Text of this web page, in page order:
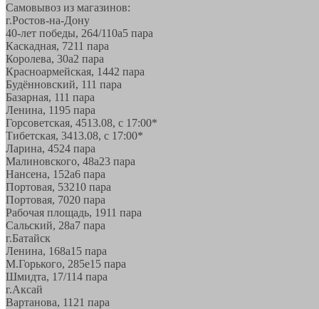
Самовывоз из магазинов:
г.Ростов-на-Дону
40-лет победы, 264/110а5 пара
Каскадная, 7211 пара
Королева, 30а2 пара
Красноармейская, 1442 пара
Будённовский, 111 пара
Базарная, 111 пара
Ленина, 1195 пара
Горсоветская, 4513.08, с 17:00*
Тибетская, 3413.08, с 17:00*
Ларина, 4524 пара
Малиновского, 48а23 пара
Нансена, 152а6 пара
Портовая, 53210 пара
Портовая, 7020 пара
Рабочая площадь, 1911 пара
Сальский, 28a7 пара
г.Батайск
Ленина, 168а15 пара
М.Горького, 285е15 пара
Шмидта, 17/114 пара
г.Аксай
Вартанова, 11 21 пара